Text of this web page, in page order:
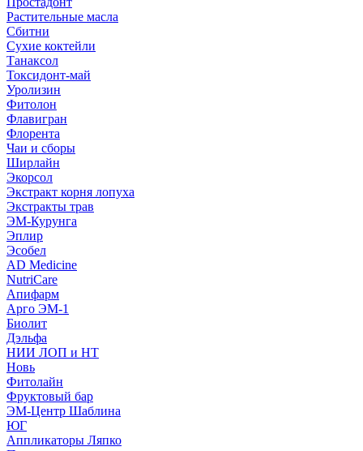
Растительные масла
Сбитни
Сухие коктейли
Танаксол
Токсидонт-май
Уролизин
Фитолон
Флавигран
Флорента
Чаи и сборы
Ширлайн
Экорсол
Экстракт корня лопуха
Экстракты трав
ЭМ-Курунга
Эплир
Эсобел
AD Medicine
NutriCare
Апифарм
Арго ЭМ-1
Биолит
Дэльфа
НИИ ЛОП и НТ
Новь
Фитолайн
Фруктовый бар
ЭМ-Центр Шаблина
ЮГ
Аппликаторы Ляпко